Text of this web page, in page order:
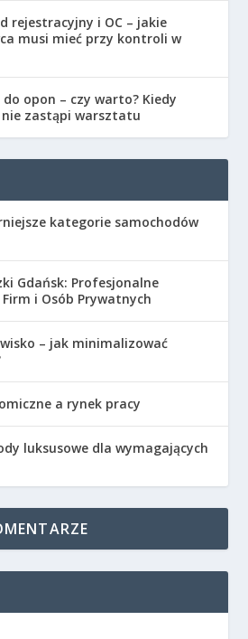
rejestracyjny i OC – jakie
musi mieć przy kontroli w
opon – czy warto? Kiedy
zastąpi warsztatu
kategorie samochodów
Gdańsk: Profesjonalne
i Osób Prywatnych
– jak minimalizować
a rynek pracy
luksusowe dla wymagających